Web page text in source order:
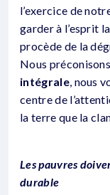
l’exercice de
garder à l’esprit
procède de la
Nous
intégrale, nous
centre de
la terre que la
Les pauvres
durable